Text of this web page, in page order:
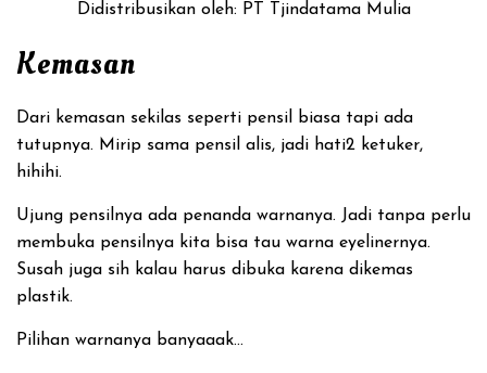
Didistribusikan oleh: PT Tjindatama Mulia
Kemasan
Dari kemasan sekilas seperti pensil biasa tapi ada
tutupnya. Mirip sama pensil alis, jadi hati2 ketuker,
hihihi.
Ujung pensilnya ada penanda warnanya. Jadi tanpa perlu
membuka pensilnya kita bisa tau warna eyelinernya.
Susah juga sih kalau harus dibuka karena dikemas
plastik.
Pilihan warnanya banyaaak…